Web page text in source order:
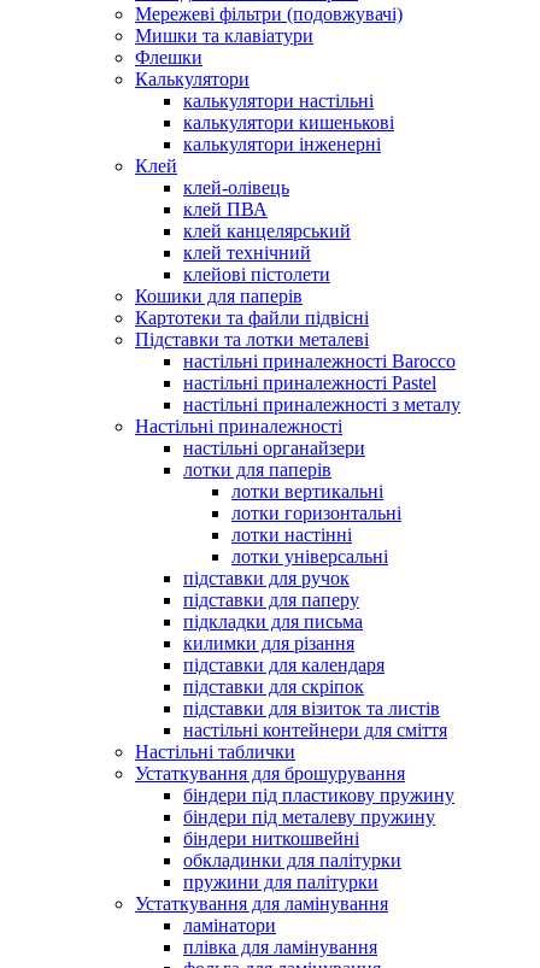
Мережеві фільтри (подовжувачі)
Мишки та клавіатури
Флешки
Калькулятори
калькулятори настільні
калькулятори кишенькові
калькулятори інженерні
Клей
клей-олівець
клей ПВА
клей канцелярський
клей технічний
клейові пістолети
Кошики для паперів
Картотеки та файли підвісні
Підставки та лотки металеві
настільні приналежності Barocco
настільні приналежності Pastel
настільні приналежності з металу
Настільні приналежності
настільні органайзери
лотки для паперів
лотки вертикальні
лотки горизонтальні
лотки настінні
лотки універсальні
підставки для ручок
підставки для паперу
підкладки для письма
килимки для різання
підставки для календаря
підставки для скріпок
підставки для візиток та листів
настільні контейнери для сміття
Настільні таблички
Устаткування для брошурування
біндери під пластикову пружину
біндери під металеву пружину
біндери ниткошвейні
обкладинки для палітурки
пружини для палітурки
Устаткування для ламінування
ламінатори
плівка для ламінування